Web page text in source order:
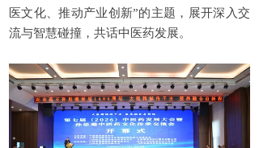
医文化、推动产业创新”的主题，展开深入交
流与智慧碰撞，共话中医药发展。